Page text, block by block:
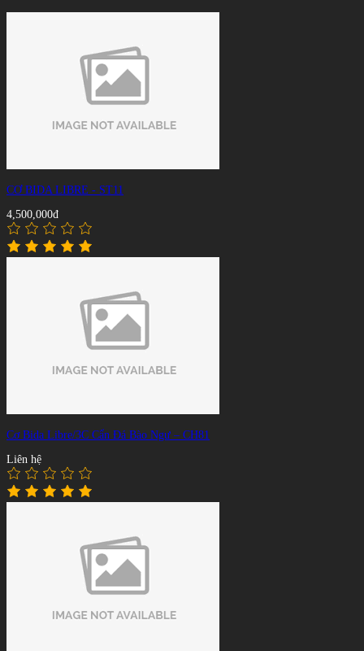
CƠ BIDA LIBRE - ST11
4,500,000đ
Cơ Bida Libre/3C Cẩn Đá Bào Ngư – CH81
Liên hệ